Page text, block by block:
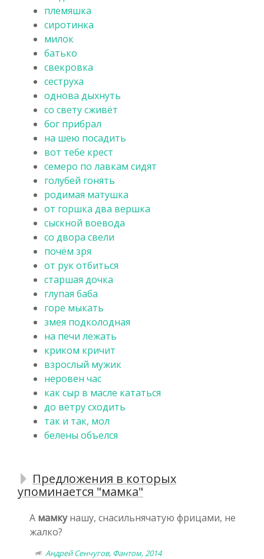
племяшка
сиротинка
милок
батько
свекровка
сеструха
однова дыхнуть
со свету сживёт
бог прибрал
на шею посадить
вот тебе крест
семеро по лавкам сидят
голубей гонять
родимая матушка
от горшка два вершка
сыскной воевода
со двора свели
почём зря
от рук отбиться
старшая дочка
глупая баба
горе мыкать
змея подколодная
на печи лежать
криком кричит
взрослый мужик
неровен час
как сыр в масле кататься
до ветру сходить
так и так, мол
белены объелся
Предложения в которых
упоминается "мамка"
А мамкунашу, снасильнячатую фрицами, не
жалко?
Андрей Сенчугов, Фантом, 2014